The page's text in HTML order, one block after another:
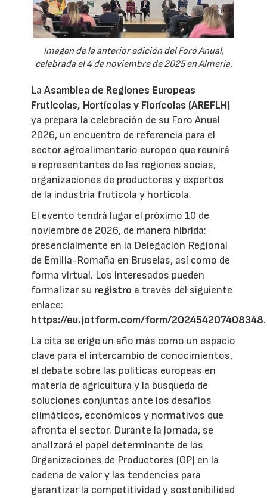
Imagen de la anterior edición del Foro Anual,
celebrada el 4 de noviembre de 2025 en Almería.
LaAsamblea de Regiones Europeas
Frutícolas, Hortícolas y Florícolas (AREFLH)
ya prepara la celebración de su Foro Anual
2026, un encuentro de referencia para el
sector agroalimentario europeo que reunirá
a representantes de las regiones socias,
organizaciones de productores y expertos
de la industria frutícola y hortícola.
El evento tendrá lugar el próximo 10 de
noviembre de 2026, de manera híbrida:
presencialmente en la Delegación Regional
de Emilia-Romaña en Bruselas, así como de
forma virtual. Los interesados pueden
formalizar su registro a través del siguiente
enlace:
https://eu.jotform.com/form/202454207408348.
La cita se erige un año más como un espacio
clave para el intercambio de conocimientos,
el debate sobre las políticas europeas en
materia de agricultura y la búsqueda de
soluciones conjuntas ante los desafíos
climáticos, económicos y normativos que
afronta el sector. Durante la jornada, se
analizará el papel determinante de las
Organizaciones de Productores (OP) en la
cadena de valor y las tendencias para
garantizar la competitividad y sostenibilidad